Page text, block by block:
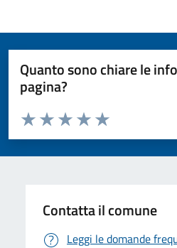
Quanto sono chiare le
pagina?
Valuta da 1 a 5 stelle la pagina
Valuta 5 stelle
Valuta 4 stelle su 5
Valuta 3 stelle su 5
Valuta 2 stelle su 5
Valuta 1 stelle su 5
Contatta il comune
Leggi le domande